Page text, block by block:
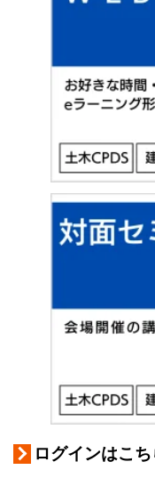
ログインはこ